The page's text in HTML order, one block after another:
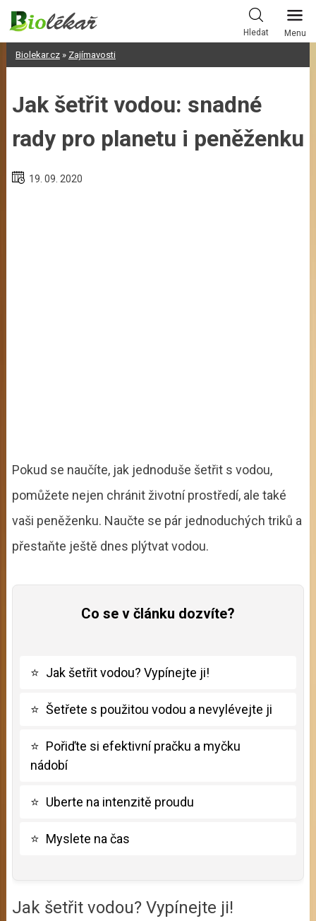
Skip
content
Hledat Menu
Biolekar.cz» Zajímavosti
Jak šetřit vodou: snadné
rady pro planetu i peněženku
19. 09. 2020
Pokud se naučíte, jak jednoduše šetřit s vodou,
pomůžete nejen chránit životní prostředí, ale také
vaši peněženku. Naučte se pár jednoduchých triků a
přestaňte ještě dnes plýtvat vodou.
Co se v článku dozvíte?
⭐ Jak šetřit vodou? Vypínejte ji!
⭐ Šetřete s použitou vodou a nevylévejte ji
⭐ Pořiďte si efektivní pračku a myčku
nádobí
⭐ Uberte na intenzitě proudu
⭐ Myslete na čas
Jak šetřit vodou? Vypínejte ji!